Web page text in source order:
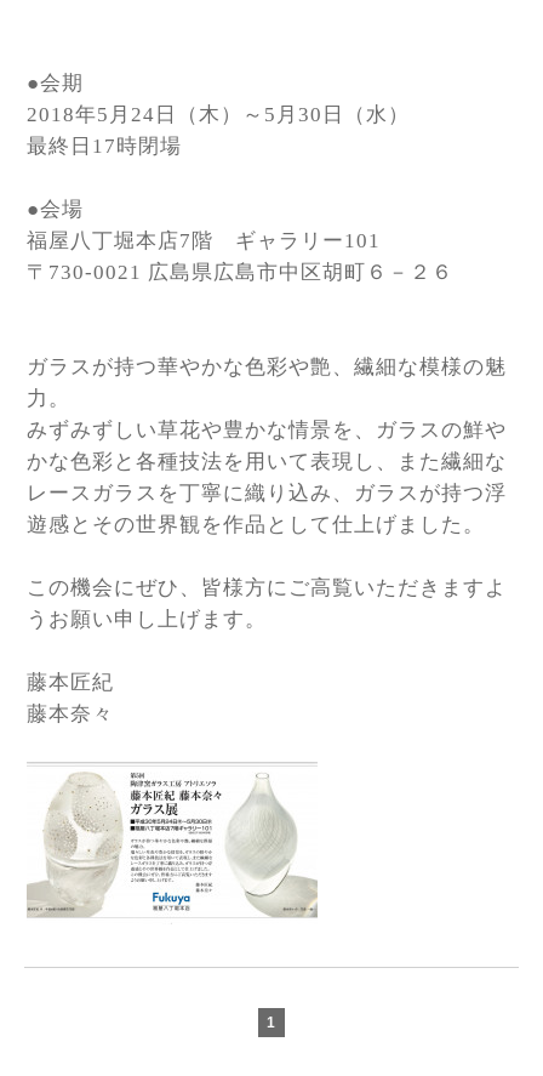
●会期
2018年5月24日（木）～5月30日（水）
最終日17時閉場
●会場
福屋八丁堀本店7階 ギャラリー101
〒730-0021 広島県広島市中区胡町６－２６
ガラスが持つ華やかな色彩や艶、繊細な模様の魅
力。
みずみずしい草花や豊かな情景を、ガラスの鮮や
かな色彩と各種技法を用いて表現し、また繊細な
レースガラスを丁寧に織り込み、ガラスが持つ浮
遊感とその世界観を作品として仕上げました。
この機会にぜひ、皆様方にご高覧いただきますよ
うお願い申し上げます。
藤本匠紀
藤本奈々
1